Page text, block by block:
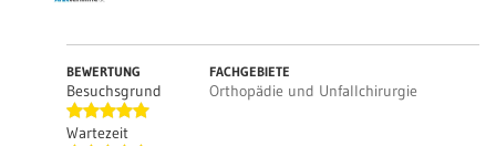
BEWERTUNG
Besuchsgrund
Wartezeit
FACHGEBIETE
Orthopädie und Unfallchirurgie